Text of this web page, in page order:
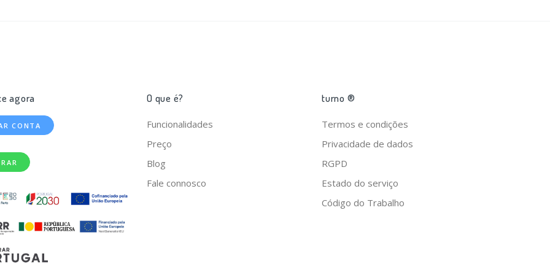
agora
CONTA
O que é?
Funcionalidades
Preço
Blog
Fale connosco
turno ®
Termos e condições
Privacidade de dados
RGPD
Estado do serviço
Código do Trabalho